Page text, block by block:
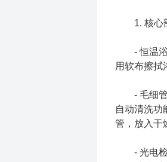
1. 核心部
- 恒温浴
用软布擦拭
- 毛细管
自动清洗功
管，放入干
- 光电检